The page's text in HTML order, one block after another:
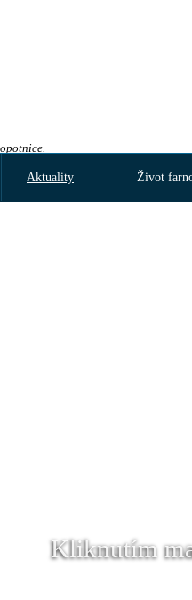
Aktuality Život
Kliknutím